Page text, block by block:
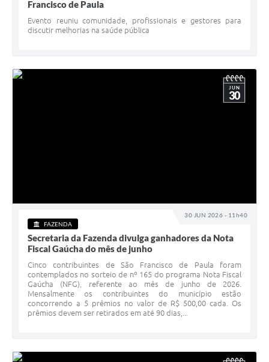
Francisco de Paula
Evento reuniu comunidade, profissionais e gestores para
discutir melhorias na saúde pública
30 JUN 2026 - 11h40
JUN
30
FAZENDA
Secretaria da Fazenda divulga ganhadores da Nota
Fiscal Gaúcha do mês de junho
Cinco contribuintes de São Francisco de Paula foram
contemplados no sorteio de nº 165 do programa Nota Fiscal
Gaúcha (NFG), referente ao mês de junho de 2026.
Mensalmente os contribuintes do município estão
concorrendo a 5 prêmios no valor de R$ 500,00 cada. Os
prêmios devem ser retirados em até 90 dias,...